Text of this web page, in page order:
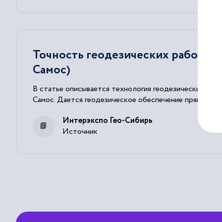
Точность геодезических работ
Самос)
В статье описывается технология геодезических
Самос. Дается геодезическое обеспечение
Источник
Интерэкспо Гео-Сибирь